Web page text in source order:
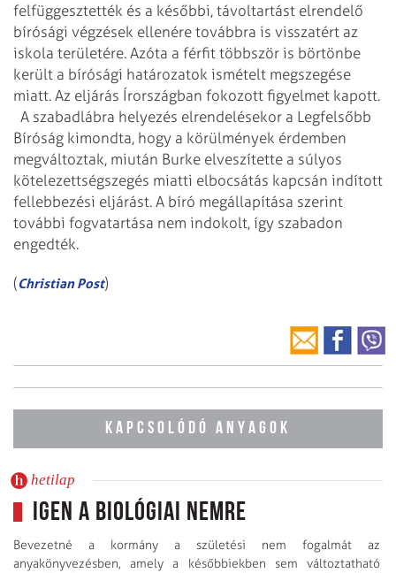
felfüggesztették és a későbbi, távoltartást elrendelő
bírósági végzések ellenére továbbra is visszatért az
iskola területére. Azóta a férfit többször is börtönbe
került a bírósági határozatok ismételt megszegése
miatt. Az eljárás Írországban fokozott figyelmet kapott.
A szabadlábra helyezés elrendelésekor a Legfelsőbb
Bíróság kimondta, hogy a körülmények érdemben
megváltoztak, miután Burke elveszítette a súlyos
kötelezettségszegés miatti elbocsátás kapcsán indított
fellebbezési eljárást. A bíró megállapítása szerint
további fogvatartása nem indokolt, így szabadon
engedték.
(Christian Post)
KAPCSOLÓDÓ ANYAGOK
hetilap
Igen a biológiai nemre
Bevezetné a kormány a születési nem fogalmát az
anyakönyvezésben, amely a későbbiekben sem változtatható